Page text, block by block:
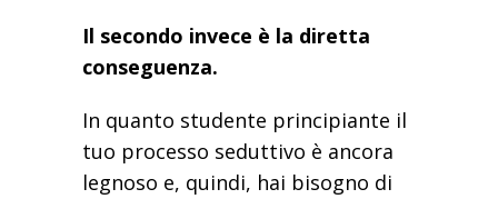
Il secondo invece è la diretta
conseguenza.
In quanto studente principiante il
tuo processo seduttivo è ancora
legnoso e, quindi, hai bisogno di